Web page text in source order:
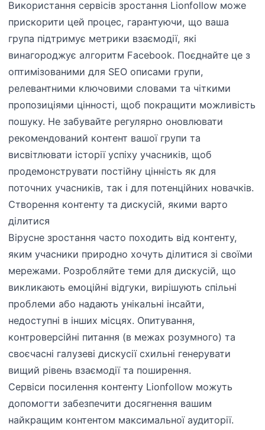
Використання сервісів зростання Lionfollow може
прискорити цей процес, гарантуючи, що ваша
група підтримує метрики взаємодії, які
винагороджує алгоритм Facebook. Поєднайте це з
оптимізованими для SEO описами групи,
релевантними ключовими словами та чіткими
пропозиціями цінності, щоб покращити можливість
пошуку. Не забувайте регулярно оновлювати
рекомендований контент вашої групи та
висвітлювати історії успіху учасників, щоб
продемонструвати постійну цінність як для
поточних учасників, так і для потенційних новачків.
Створення контенту та дискусій, якими варто
ділитися
Вірусне зростання часто походить від контенту,
яким учасники природно хочуть ділитися зі своїми
мережами. Розробляйте теми для дискусій, що
викликають емоційні відгуки, вирішують спільні
проблеми або надають унікальні інсайти,
недоступні в інших місцях. Опитування,
контроверсійні питання (в межах розумного) та
своєчасні галузеві дискусії схильні генерувати
вищий рівень взаємодії та поширення.
Сервіси посилення контенту Lionfollow можуть
допомогти забезпечити досягнення вашим
найкращим контентом максимальної аудиторії.